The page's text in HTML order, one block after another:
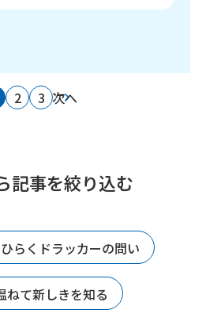
2 3 次へ
記事を絞り込む
らくドラッカーの問い
ねて新しきを知る